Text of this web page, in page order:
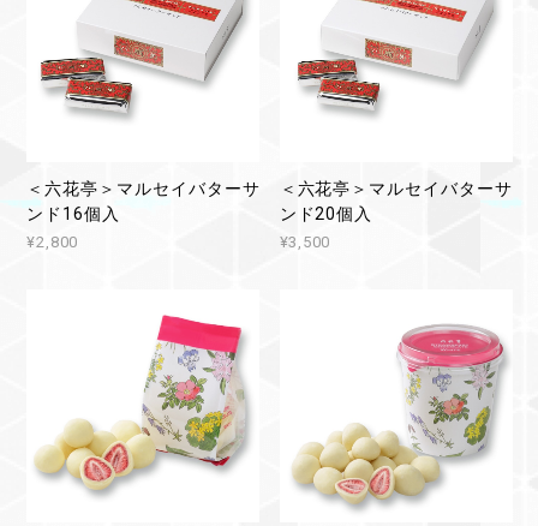
＜六花亭＞マルセイバターサ
ンド16個入
¥2,800
＜六花亭＞マルセイバターサ
ンド20個入
¥3,500